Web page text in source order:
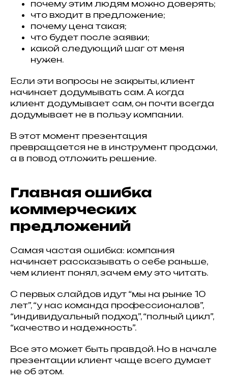
почему этим людям можно доверять;
что входит в предложение;
почему цена такая;
что будет после заявки;
какой следующий шаг от меня
нужен.
Если эти вопросы не закрыты, клиент
начинает додумывать сам. А когда
клиент додумывает сам, он почти всегда
додумывает не в пользу компании.
В этот момент презентация
превращается не в инструмент продажи,
а в повод отложить решение.
Главная ошибка
коммерческих
предложений
Самая частая ошибка: компания
начинает рассказывать о себе раньше,
чем клиент понял, зачем ему это читать.
С первых слайдов идут “мы на рынке 10
лет”, “у нас команда профессионалов”,
“индивидуальный подход”, “полный цикл”,
“качество и надежность”.
Все это может быть правдой. Но в начале
презентации клиент чаще всего думает
не об этом.